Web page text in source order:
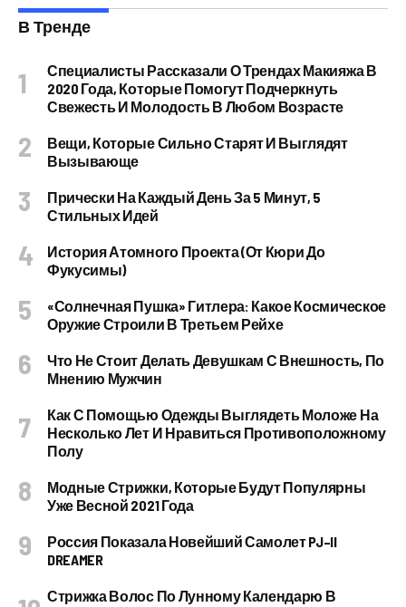
В Тренде
Специалисты Рассказали О Трендах Макияжа В
2020 Года, Которые Помогут Подчеркнуть
Свежесть И Молодость В Любом Возрасте
Вещи, Которые Сильно Старят И Выглядят
Вызывающе
Прически На Каждый День За 5 Минут, 5
Стильных Идей
История Атомного Проекта (от Кюри До
Фукусимы)
«Солнечная Пушка» Гитлера: Какое Космическое
Оружие Строили В Третьем Рейхе
Что Не Стоит Делать Девушкам С Внешность, По
Мнению Мужчин
Как С Помощью Одежды Выглядеть Моложе На
Несколько Лет И Нравиться Противоположному
Полу
Модные Стрижки, Которые Будут Популярны
Уже Весной 2021 Года
Россия Показала Новейший Самолет PJ–II
DREAMER
Стрижка Волос По Лунному Календарю В